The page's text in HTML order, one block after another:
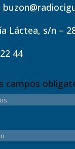
Láctea, s/n –
44
campos